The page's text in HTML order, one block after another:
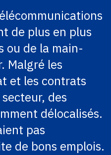
de plus en plus
ou de la main-
Malgré les
et les contrats
des
délocalisés.
pas
de bons emplois.